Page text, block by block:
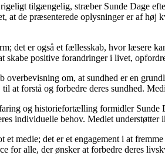
tilgængelig, stræber Sunde Dage
at de præsenterede oplysninger er af
det er også et fællesskab, hvor læsere
skabe positive forandringer i livet,
overbevisning om, at sundhed er en
at forstå og forbedre deres sundhed.
og historiefortælling formidler Sunde
individuelle behov. Mediet
et medie; det er et engagement i at
for alle, der ønsker at forbedre deres